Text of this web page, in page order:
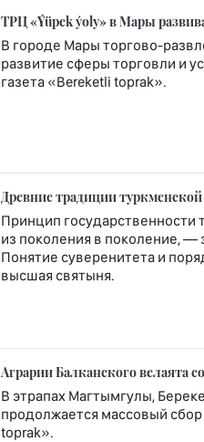
ТРЦ «Ýüpek ýoly» в Мары
В городе Мары торгово-
развитие сферы торговли и
газета «Bereketli toprak».
Древние традиции
Принцип
из поколения в поколение, —
Понятие суверенитета и
высшая святыня.
Аграрии Балканского велаята
В этрапах Магтымгулы,
продолжается массовый
toprak».